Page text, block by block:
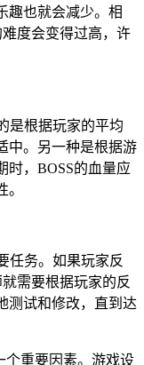
趣也就会减少。相
度会变得过高，许
是根据玩家的平均
中。另一种是根据游
时，BOSS的血量应
任务。如果玩家反
需要根据玩家的反
测试和修改，直到达
个重要因素。游戏设